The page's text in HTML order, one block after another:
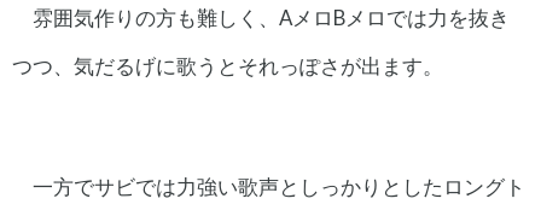
雰囲気作りの方も難しく、AメロBメロでは力を抜き
つつ、気だるげに歌うとそれっぽさが出ます。
一方でサビでは力強い歌声としっかりとしたロングト